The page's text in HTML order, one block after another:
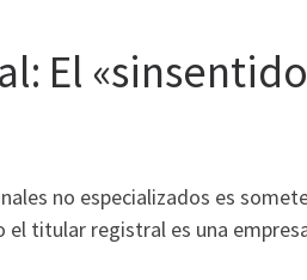
El
no especializados es
el titular registral es una